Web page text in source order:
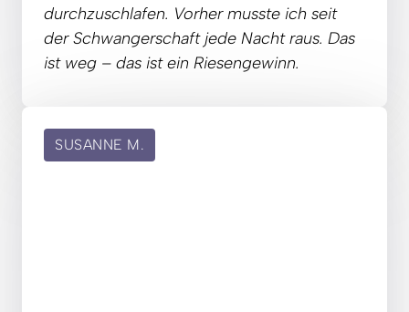
durchzuschlafen. Vorher musste ich
seit
der Schwangerschaft jede Nacht raus.
ist weg – das ist ein Riesengewinn.
SUSANNE M.